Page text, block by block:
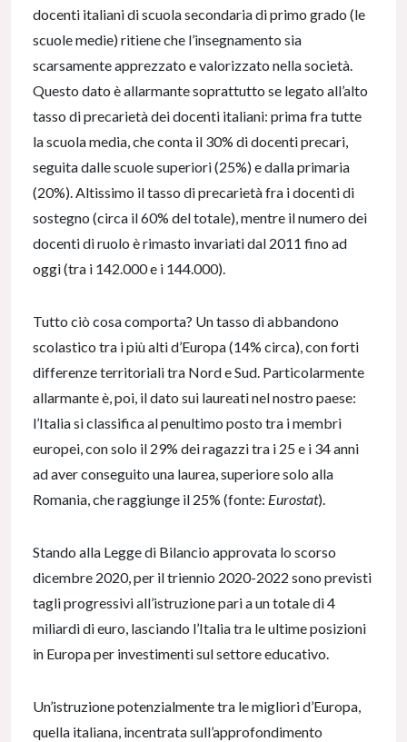
docenti italiani di scuola secondaria di primo grado (le
scuole medie) ritiene che l’insegnamento sia
scarsamente apprezzato e valorizzato nella società.
Questo dato è allarmante soprattutto se legato all’alto
tasso di precarietà dei docenti italiani: prima fra tutte
la scuola media, che conta il 30% di docenti precari,
seguita dalle scuole superiori (25%) e dalla primaria
(20%). Altissimo il tasso di precarietà fra i docenti di
sostegno (circa il 60% del totale), mentre il numero dei
docenti di ruolo è rimasto invariati dal 2011 fino ad
oggi (tra i 142.000 e i 144.000).
Tutto ciò cosa comporta? Un tasso di abbandono
scolastico tra i più alti d’Europa (14% circa), con forti
differenze territoriali tra Nord e Sud. Particolarmente
allarmante è, poi, il dato sui laureati nel nostro paese:
l’Italia si classifica al penultimo posto tra i membri
europei, con solo il 29% dei ragazzi tra i 25 e i 34 anni
ad aver conseguito una laurea, superiore solo alla
Romania, che raggiunge il 25% (fonte: Eurostat).
Stando alla Legge di Bilancio approvata lo scorso
dicembre 2020, per il triennio 2020-2022 sono previsti
tagli progressivi all’istruzione pari a un totale di 4
miliardi di euro, lasciando l’Italia tra le ultime posizioni
in Europa per investimenti sul settore educativo.
Un’istruzione potenzialmente tra le migliori d’Europa,
quella italiana, incentrata sull’approfondimento